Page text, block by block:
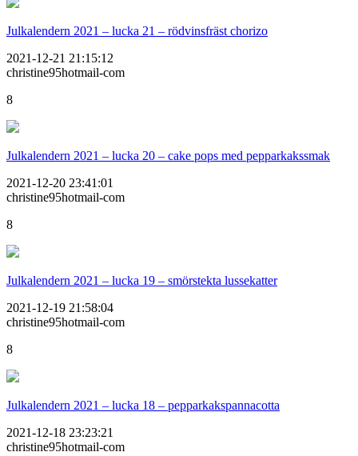
Julkalendern 2021 – lucka 21 – rödvinsfräst chorizo
2021-12-21 21:15:12
christine95hotmail-com
8
Julkalendern 2021 – lucka 20 – cake pops med pepparkakssmak
2021-12-20 23:41:01
christine95hotmail-com
8
Julkalendern 2021 – lucka 19 – smörstekta lussekatter
2021-12-19 21:58:04
christine95hotmail-com
8
Julkalendern 2021 – lucka 18 – pepparkakspannacotta
2021-12-18 23:23:21
christine95hotmail-com